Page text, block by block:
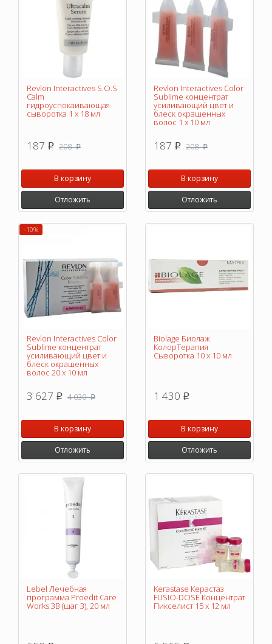
Revlon Interactives S.O.S
Calm
гидроуспокаивающая
сыворотка 1 х 18 мл
187 p 208 p
В корзину
Отложить
Revlon Interactives Color
Sublime концентрат
усиливающий цвет и
блеск окрашенных
волос 1 х 10 мл
187 p 208 p
В корзину
Отложить
-10%
Revlon Interactives Color
Sublime концентрат
усиливающий цвет и
блеск окрашенных
волос 20 х 10 мл
3 627 p 4 030 p
В корзину
Отложить
Biolage Биолаж
КолорТерапия
Сыворотка 10 x 10 мл
1 430 p
В корзину
Отложить
Lebel Лечебная
программа Proedit Care
Works 3В (шаг 3), 20 мл
Kerastase Керастаз
FUSIO-DOSE Концентрат
Пикселист 15 x 12 мл